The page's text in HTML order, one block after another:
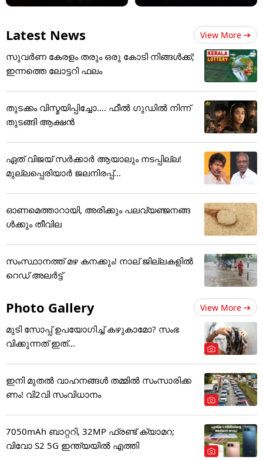
Latest News View More
സുവർണ കേരളം തരും ഒരു കോടി നിങ്ങൾക്ക്;
ഇന്നത്തെ ലോട്ടറി ഫലം
തുടക്കം വിസ്മയിപ്പിച്ചോ.... ഫീൽ ഗുഡിൽ നിന്ന്
തുടങ്ങി ആക്ഷൻ
ഏത് വിജയ് സർക്കാർ ആയാലും നടപ്പില്ല!
മുല്ലപ്പെരിയാർ ജലനിരപ്പ്...
ഓണമെത്താറായി, അരിക്കും പലവ്യഞ്ജനങ്ങ
ൾക്കും തീവില
സംസ്ഥാനത്ത് മഴ കനക്കും! നാല് ജില്ലകളിൽ
റെഡ് അലർട്ട്
Photo Gallery View More
മുടി സോപ്പ് ഉപയോഗിച്ച് കഴുകാമോ? സംഭ
വിക്കുന്നത് ഇത്...
ഇനി മുതൽ വാഹനങ്ങൾ തമ്മിൽ സംസാരിക്ക
ണം! വി2വി സംവിധാനം
7050mAh ബാറ്ററി, 32MP ഫ്രണ്ട് ക്യാമറ;
വിവോ S2 5G ഇന്ത്യയിൽ എത്തി